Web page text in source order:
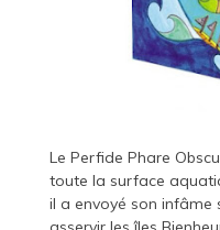
Le Perfide Phare
toute la surface
il a envoyé son infâme